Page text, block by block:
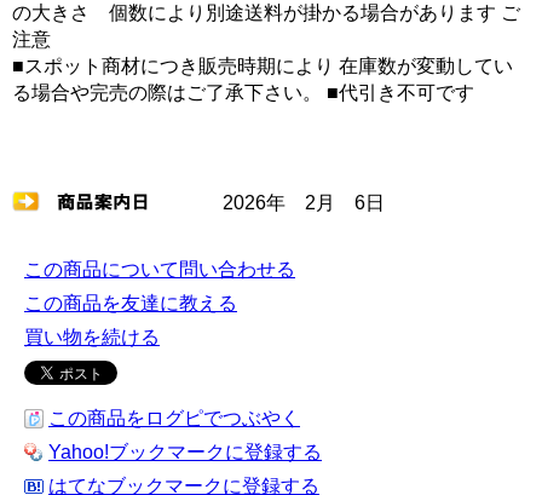
の大きさ 個数により別途送料が掛かる場合があります ご
注意
■スポット商材につき販売時期により 在庫数が変動してい
る場合や完売の際はご了承下さい。 ■代引き不可です
2026年 2月 6日
この商品について問い合わせる
この商品を友達に教える
買い物を続ける
この商品をログピでつぶやく
Yahoo!ブックマークに登録する
はてなブックマークに登録する